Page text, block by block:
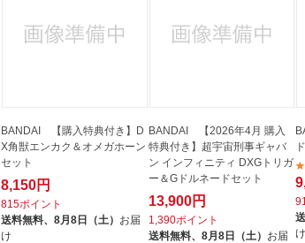
BANDAI 【購入特典付き】D
X角獣エンカク＆オメガホーン
セット
8,150円
815ポイント
送料無料、8月8日（土） お届
け
BANDAI 【2026年4月 購入
特典付き】超宇宙刑事ギャバ
ン インフィニティ DXGトリガ
ー＆Gドルネードセット
13,900円
1,390ポイント
送料無料、 8月8日（土） お届
ド
け